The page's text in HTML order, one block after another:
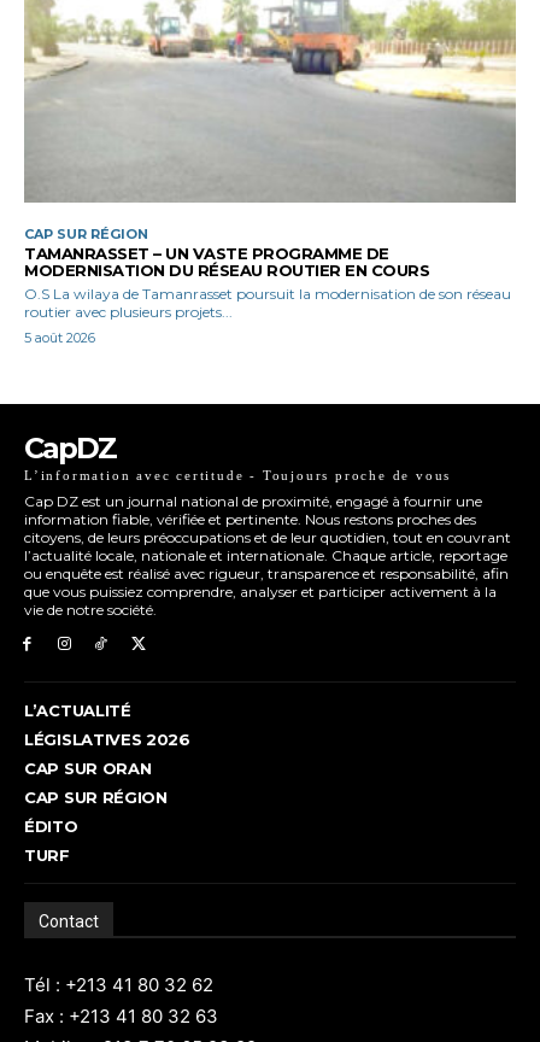
CAP SUR RÉGION
TAMANRASSET – UN VASTE PROGRAMME DE
MODERNISATION DU RÉSEAU ROUTIER EN COURS
O.S La wilaya de Tamanrasset poursuit la modernisation de son réseau
routier avec plusieurs projets...
5 août 2026
CapDZ
L’information avec certitude - Toujours proche de vous
Cap DZ est un journal national de proximité, engagé à fournir une
information fiable, vérifiée et pertinente. Nous restons proches des
citoyens, de leurs préoccupations et de leur quotidien, tout en couvrant
l’actualité locale, nationale et internationale. Chaque article, reportage
ou enquête est réalisé avec rigueur, transparence et responsabilité, afin
que vous puissiez comprendre, analyser et participer activement à la
vie de notre société.
L’ACTUALITÉ
LÉGISLATIVES 2026
CAP SUR ORAN
CAP SUR RÉGION
ÉDITO
TURF
Contact
Tél : +213 41 80 32 62
Fax : +213 41 80 32 63